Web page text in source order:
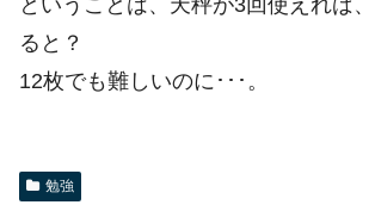
ということは、天秤が3回使えれば
ると？
12枚でも難しいのに･･･。
勉強